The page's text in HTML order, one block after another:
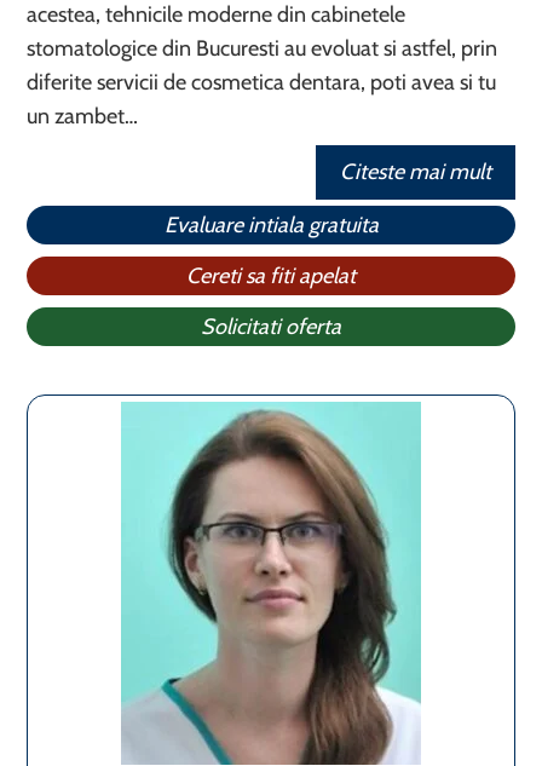
acestea, tehnicile moderne din cabinetele
stomatologice din Bucuresti au evoluat si astfel, prin
diferite servicii de cosmetica dentara, poti avea si tu
un zambet…
Citeste mai mult
Evaluare intiala gratuita
Cereti sa fiti apelat
Solicitati oferta